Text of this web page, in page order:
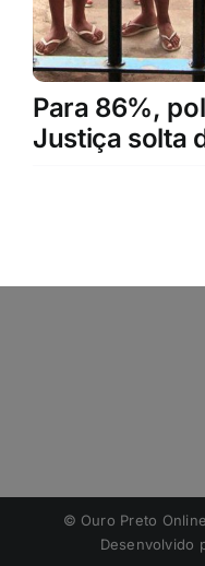
Para 86%,
Justiça solta
©️ Ouro Preto
Desenvolvido